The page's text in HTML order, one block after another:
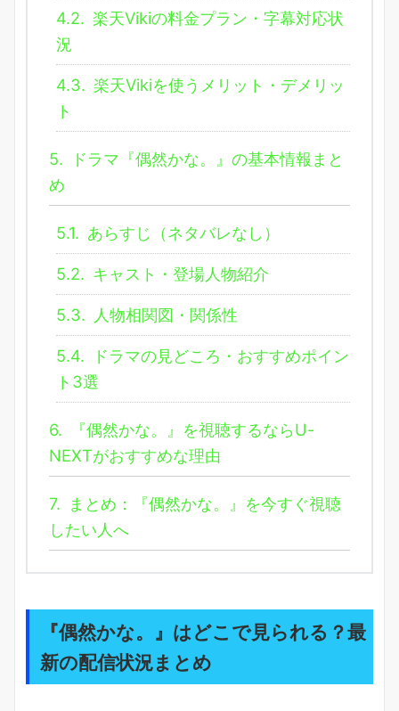
4.2. 楽天Vikiの料金プラン・字幕対応状
況
4.3. 楽天Vikiを使うメリット・デメリッ
ト
5.
ドラマ『偶然かな。』の基本情報まと
め
5.1. あらすじ（ネタバレなし）
5.2. キャスト・登場人物紹介
5.3. 人物相関図・関係性
5.4.
ドラマの見どころ・おすすめポイン
ト3選
6.
『偶然かな。』を視聴するならU-
NEXTがおすすめな理由
7.
まとめ：『偶然かな。』を今すぐ視聴
したい人へ
『偶然かな。』はどこで見られる？最
新の配信状況まとめ